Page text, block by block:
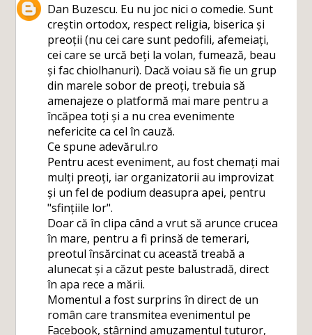
Dan Buzescu. Eu nu joc nici o comedie. Sunt
creștin ortodox, respect religia, biserica și
preoții (nu cei care sunt pedofili, afemeiați,
cei care se urcă beți la volan, fumează, beau
și fac chiolhanuri). Dacă voiau să fie un grup
din marele sobor de preoți, trebuia să
amenajeze o platformă mai mare pentru a
încăpea toți și a nu crea evenimente
nefericite ca cel în cauză.
Ce spune adevărul.ro
Pentru acest eveniment, au fost chemați mai
mulți preoți, iar organizatorii au improvizat
și un fel de podium deasupra apei, pentru
"sfințiile lor".
Doar că în clipa când a vrut să arunce crucea
în mare, pentru a fi prinsă de temerari,
preotul însărcinat cu această treabă a
alunecat și a căzut peste balustradă, direct
în apa rece a mării.
Momentul a fost surprins în direct de un
român care transmitea evenimentul pe
Facebook, stârnind amuzamentul tuturor,